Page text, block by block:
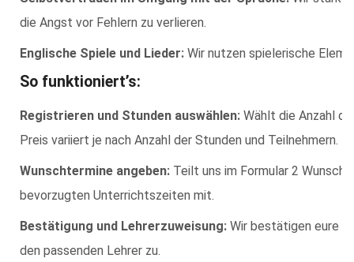
die Angst vor Fehlern zu verlieren.
Englische Spiele und Lieder: Wir nutzen spielerische
So funktioniert’s:
Registrieren und Stunden auswählen: Wählt die Anzahl
Preis variiert je nach Anzahl der Stunden und Teilnehmern.
Wunschtermine angeben: Teilt uns im Formular 2
bevorzugten Unterrichtszeiten mit.
Bestätigung und Lehrerzuweisung: Wir bestätigen eure
den passenden Lehrer zu.